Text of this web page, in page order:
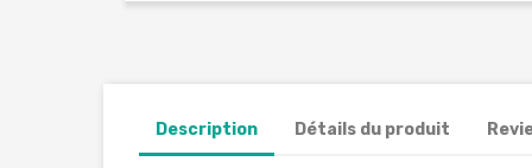
Description Détails du produit